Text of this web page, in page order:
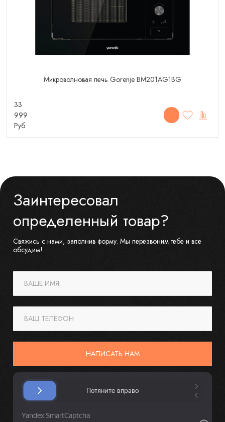
Микроволновая печь Gorenje BM201AG1BG
33
999
Руб.
Заинтересовал
определенный товар?
Свяжись с нами, заполнив форму. Мы перезвоним тебе и все
обсудим!
ВАШЕ ИМЯ
ВАШ ТЕЛЕФОН
НАПИСАТЬ НАМ